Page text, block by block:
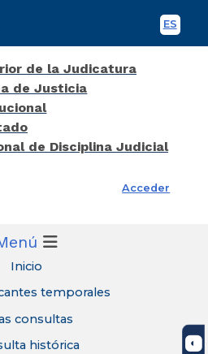
ES
Acceder
Inicio
temporales
consultas
histórica